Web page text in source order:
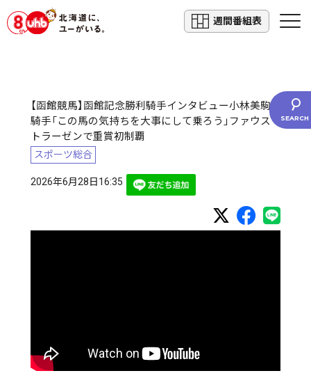
週間番組表
【函館競馬】函館記念勝利騎手インタビュー小林美駒
騎手「この馬の気持ちを大事にして乗ろう」ファウス
トラーゼンで重賞初制覇
スポーツ総合
2026年6月28日16:35